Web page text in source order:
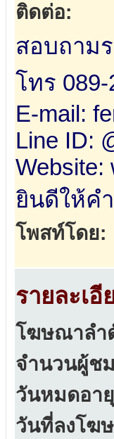
ติดต่อ:
สอบถาม
โทร 089-
E-mail:
Line ID:
Website:
ยินดีให้ค
โพสท์โดย:
รายละเ
โฆษณาลำ
จำนวนผู้ช
วันหมดอา
วันที่ลงโฆ